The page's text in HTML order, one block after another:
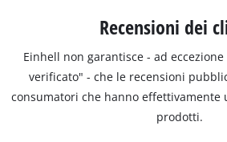
Recensioni dei
Einhell non garantisce - ad
verificato" - che le recensioni
consumatori che hanno effettivamente
prodotti.